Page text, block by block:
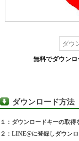
無料でダウンロ
ダウンロード方法
１：ダウンロードキーの取得
２：LINE@に登録しダウン